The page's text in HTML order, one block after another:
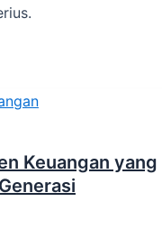
Keuangan yang